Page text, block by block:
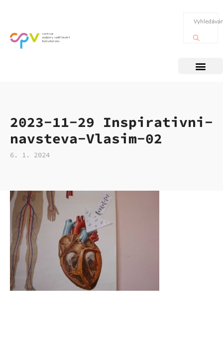
2023-11-29 Inspirativni-
navsteva-Vlasim-02
6. 1. 2024